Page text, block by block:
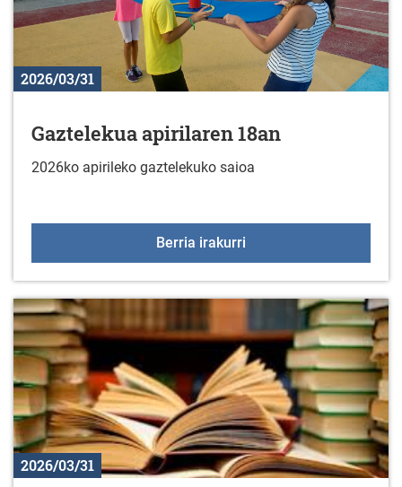
2026/03/31
Gaztelekua apirilaren 18an
2026ko apirileko gaztelekuko saioa
Berria irakurri
2026/03/31